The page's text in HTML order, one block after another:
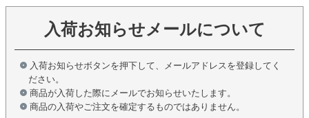
入荷お知らせメールについて
入荷お知らせボタンを押下して、メールアドレスを登録してく
ださい。
商品が入荷した際にメールでお知らせいたします。
商品の入荷やご注文を確定するものではありません。